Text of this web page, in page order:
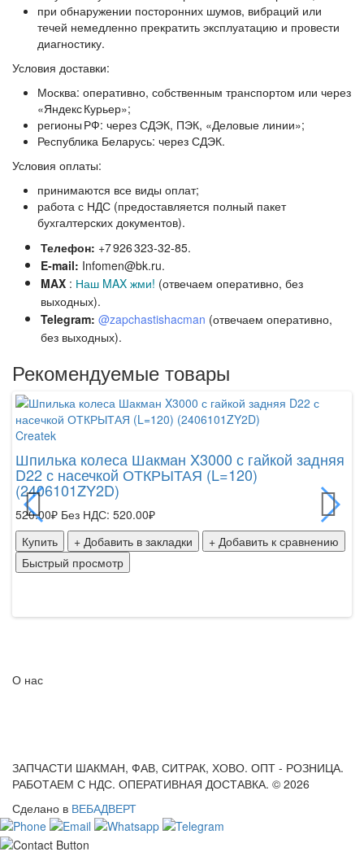
при обнаружении посторонних шумов, вибраций или
течей немедленно прекратить эксплуатацию и провести
диагностику.
Условия доставки:
Москва: оперативно, собственным транспортом или через
«Яндекс Курьер»;
регионы РФ: через СДЭК, ПЭК, «Деловые линии»;
Республика Беларусь: через СДЭК.
Условия оплаты:
принимаются все виды оплат;
работа с НДС (предоставляется полный пакет
бухгалтерских документов).
Телефон: +7 926 323‑32‑85.
E‑mail: Infomen@bk.ru.
MAX : Наш MAX жми! (отвечаем оперативно, без
выходных).
Telegram: @zapchastishacman (отвечаем оперативно,
без выходных).
Рекомендуемые товары
Createk
Шпилька колеса Шакман X3000 с гайкой задняя
D22 с насечкой ОТКРЫТАЯ (L=120)
(2406101ZY2D)
520.00₽ Без НДС: 520.00₽
Купить
+ Добавить в закладки
+ Добавить к сравнению
Быстрый просмотр
О нас
ЗАПЧАСТИ ШАКМАН, ФАВ, СИТРАК, ХОВО. ОПТ - РОЗНИЦА.
РАБОТАЕМ С НДС. ОПЕРАТИВНАЯ ДОСТАВКА. © 2026
Сделано в ВЕБАДВЕРТ